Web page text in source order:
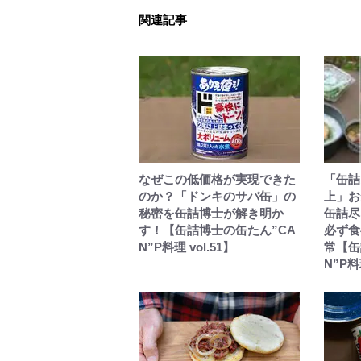
関連記事
なぜこの低価格が実現できた
のか？「ドンキのサバ缶」の
秘密を缶詰博士が解き明か
す！【缶詰博士の缶たん”CA
N”P料理 vol.51】
「缶
上」
缶詰
必ず
常【
N”P料